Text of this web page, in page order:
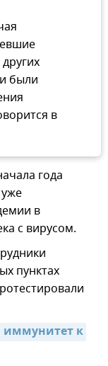
были
в
года
в
с вирусом.
пунктах
иммунитет к